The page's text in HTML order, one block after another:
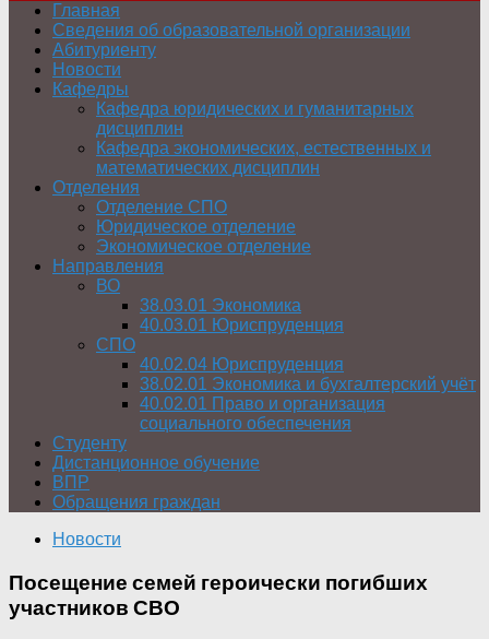
Главная
Сведения об образовательной организации
Абитуриенту
Новости
Кафедры
Кафедра юридических и гуманитарных
дисциплин
Кафедра экономических, естественных и
математических дисциплин
Отделения
Отделение СПО
Юридическое отделение
Экономическое отделение
Направления
ВО
38.03.01 Экономика
40.03.01 Юриспруденция
СПО
40.02.04 Юриспруденция
38.02.01 Экономика и бухгалтерский учёт
40.02.01 Право и организация
социального обеспечения
Студенту
Дистанционное обучение
ВПР
Обращения граждан
Новости
Посещение семей героически погибших
участников СВО